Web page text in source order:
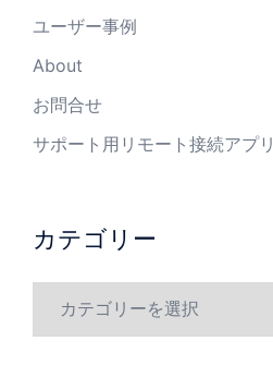
ユーザー事例
About
お問合せ
サポート用リモート接続アプリ
カテゴリー